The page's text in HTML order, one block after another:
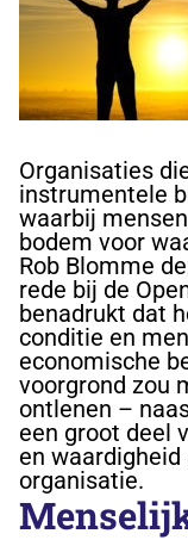
Organisaties
instrumentele
waarbij
bodem voor
Rob Blomme
rede bij de
benadrukt dat
conditie en
economische
voorgrond zou
ontlenen –
een groot deel
en
organisatie.